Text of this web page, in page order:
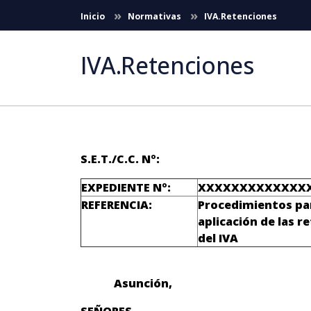
Skip to Main Content
Inicio Normativas IVA.Retenciones
IVA.Retenciones
S.E.T./C.C. Nº:
EXPEDIENTE Nº:
REFERENCIA:
Procedimientos
aplicación de las
del IVA
Asunción,